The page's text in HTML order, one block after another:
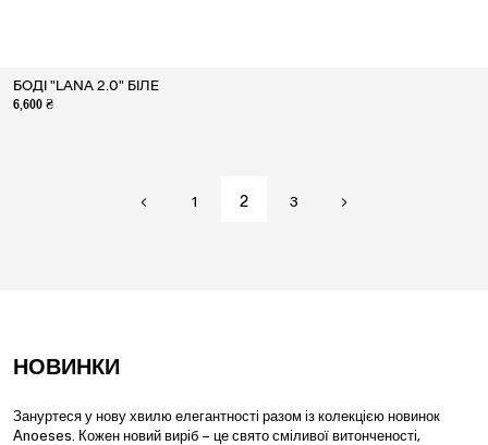
БОДІ "LANA 2.0" БІЛЕ
6,600 ₴
1 2 3
НОВИНКИ
Зануртеся у нову хвилю елегантності разом із колекцією новинок
Anoeses. Кожен новий виріб – це свято сміливої витонченості,